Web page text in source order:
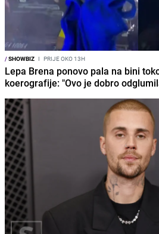
/SHOWBIZ I PRIJE OKO 13H
Lepa Brena ponovo pala na bini
koerografije: "Ovo je dobro